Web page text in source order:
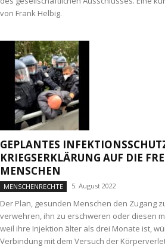
von Frank Helbig.
GEPLANTES
KRIEGSERKLÄRUNG AUF DIE
MENSCHEN
MENSCHENRECHTE 5. August 2022
Der Plan, gesunden Menschen den Zugang
verwehren, ihn zu erschweren oder diesen
weil ihre Injektion älter als drei Monate ist,
Verbindung mit dem Versuch der